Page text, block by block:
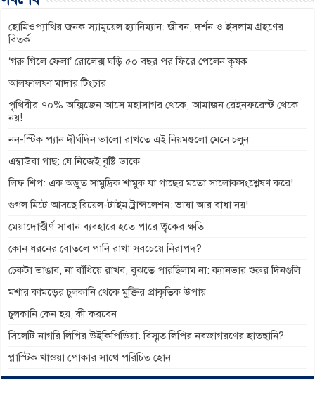
o
o
g
r
p
a
n
হোমিওপ্যাথির জনক স্যামুয়েল হ্যানিম্যান: জীবন, দর্শন ও ইসলাম গ্রহণের
বিতর্ক
‘গরু গিলে ফেলা’ রোলেক্স ঘড়ি ৫০ বছর পর ফিরে পেলেন কৃষক
আলফালফা মাদার টিংচার
পৃথিবীর ৭০% অক্সিজেন আসে মহাসাগর থেকে, আমাজন রেইনফরেস্ট থেকে
নয়!
নন-স্টিক প্যান দীর্ঘদিন ভালো রাখতে এই নিয়মগুলো মেনে চলুন
এম্বাউবা গাছ: যে নিজেই বৃষ্টি ডাকে
লিফ শিপ: এক অদ্ভুত সামুদ্রিক শামুক যা গাছের মতো সালোকসংশ্লেষণ করে!
গুগল মিটে আসছে রিয়েল-টাইম ট্রান্সলেশন: ভাষা আর বাধা নয়!
মেয়াদোত্তীর্ণ সাবান ব্যবহারে হতে পারে ত্বকের ক্ষতি
কোন ধরনের বোতলে পানি রাখা সবচেয়ে নিরাপদ?
চেকটা ভাঙাব, না বাঁধিয়ে রাখব, বুঝতে পারছিলাম না: ক্যানভার শুরুর দিনগুলি
মশার কামড়ের চুলকানি থেকে মুক্তির প্রাকৃতিক উপায়
চুলকানি কেন হয়, কী করবেন
সিলেটি নাগরি লিপির উইকিপিডিয়া: বিস্মৃত লিপির নবজাগরণের হাতছানি?
প্লাস্টিক খাওয়া পোকার সাথে পরিচিত হোন